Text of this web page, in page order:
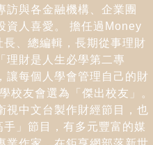
訪與各金融機構、企業團
資人喜愛。 擔任過Money
、總編輯，長期從事理財
理財是人生必學第二專
讓每個人學會管理自己的財
校友會選為「傑出校友」。
視中文台製作財經節目，也
」節目，有多元豐富的媒